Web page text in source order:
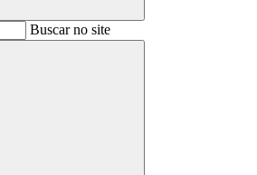
BuscarBuscar no site